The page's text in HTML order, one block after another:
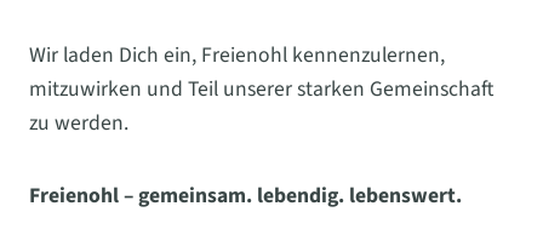
Wir laden Dich ein, Freienohl kennenzulernen,
mitzuwirken und Teil unserer starken Gemeinschaft
zu werden.
Freienohl – gemeinsam. lebendig. lebenswert.